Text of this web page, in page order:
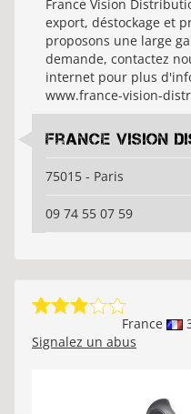
France Vision
export, déstockage et
proposons une large
demande, contactez
internet pour plus
www.france-vision-
France Vision
75015 - Paris
09 74 55 07 59
France
Signalez un abus